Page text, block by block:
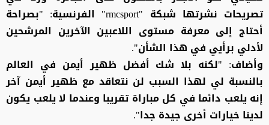
تصريحات نشرتها شبكة "rmcsport" الفرنسية: "بصراحة
أحتاج إلى معرفة مستوى اللاعبين الآخرين المرشحين
لأدلي برأيي في هذا الشأن".
وأضاف: "لكنه بلا شك أفضل ظهير أيمن في العالم
بالنسبة لي لهذا السبب لن نتعاقد مع ظهير أيمن آخر
إنه يلعب دائما في كل مباراة تقريبا وعندما لا يلعب يكون
لدينا خيارات أخرى جيدة جدا".